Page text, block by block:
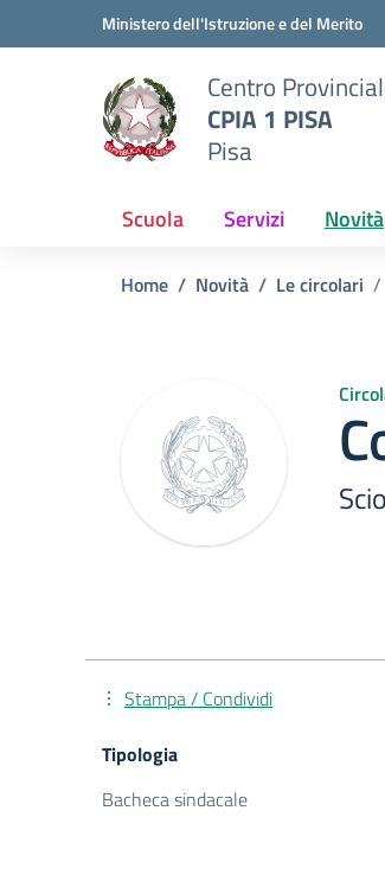
Vai ai contenuti
Vai al menu di navigazioneMinistero dell'Istruzione e del Merito
Centro
CPIA 1 PISA
Pisa
Scuola Servizi Novità
Home Novità Le circolari
Stampa / Condividi
Tipologia
Bacheca sindacale